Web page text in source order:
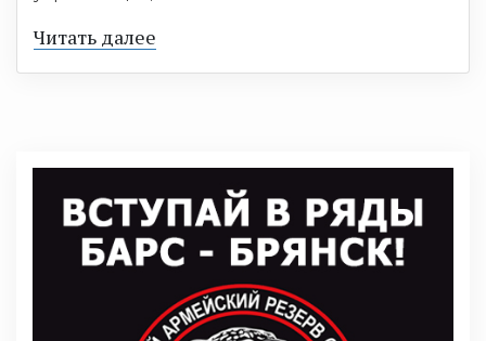
Читать далее